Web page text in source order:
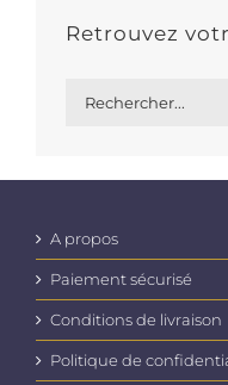
Retrouvez
A propos
Paiement sécurisé
Conditions de livraison
Politique de